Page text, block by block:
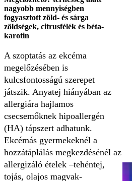
nagyobb mennyiségben
fogyasztott zöld- és sárga
zöldségek, citrusfélék és béta-
karotin
A szoptatás az ekcéma
megelőzésében is
kulcsfontosságú szerepet
játszik. Anyatej hiányában az
allergiára hajlamos
csecsemőknek hipoallergén
(HA) tápszert adhatunk.
Ekcémás gyermekeknél a
hozzátáplálás megkezdésénél az
allergizáló ételek –tehéntej,
tojás, olajos magvak-